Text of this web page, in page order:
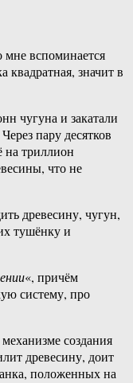
мне вспоминается
квадратная, значит в
чугуна и закатали
пару десятков
на триллион
что не
древесину, чугун,
тушёнку и
«, причём
систему, про
создания
древесину, доит
положенных на